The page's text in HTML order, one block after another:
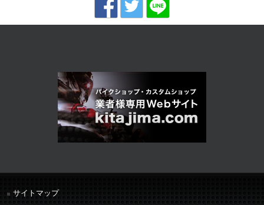
サイトマップ